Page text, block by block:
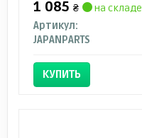
1 085 ₴
на складе
Артикул:
JAPANPARTS
КУПИТЬ